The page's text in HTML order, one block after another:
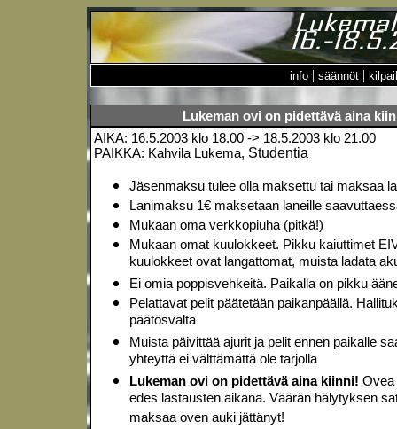
info| säännöt|
Lukeman ovi on pidettävä aina
AIKA: 16.5.2003 klo 18.00 -> 18.5.2003 klo 21.00
PAIKKA: Kahvila Lukema, Studentia
Jäsenmaksu tulee olla maksettu tai maksaa
Lanimaksu 1€ maksetaan laneille
Mukaan oma verkkopiuha (pitkä!)
Mukaan omat kuulokkeet. Pikku kaiuttimet
kuulokkeet ovat langattomat, muista ladata
Ei omia poppisvehkeitä. Paikalla on pikku
Pelattavat pelit päätetään paikanpäällä.
päätösvalta
Muista päivittää ajurit ja pelit ennen paikalle
yhteyttä ei välttämättä ole tarjolla
Lukeman ovi on pidettävä aina kiinni! Ovea
edes lastausten aikana. Väärän hälytyksen
maksaa oven auki jättänyt!